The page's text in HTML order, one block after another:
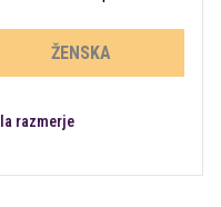
ŽENSKA
razmerje